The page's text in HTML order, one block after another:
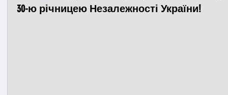
Медицина Новини ДТП
30-ю річницею Незалежності України!